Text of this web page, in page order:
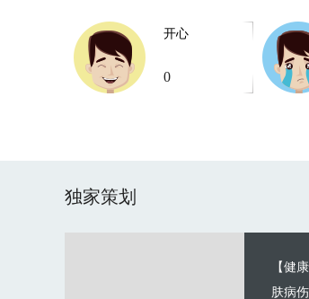
开心
0
独家策划
【健
肤病